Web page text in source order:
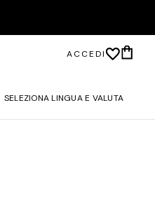
ACCEDI
SELEZIONA LINGUA E VALUTA